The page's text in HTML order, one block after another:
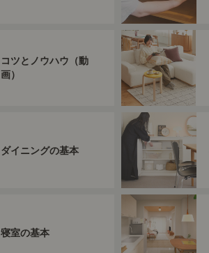
コツとノウハウ（動
画）
ダイニングの基本
寝室の基本